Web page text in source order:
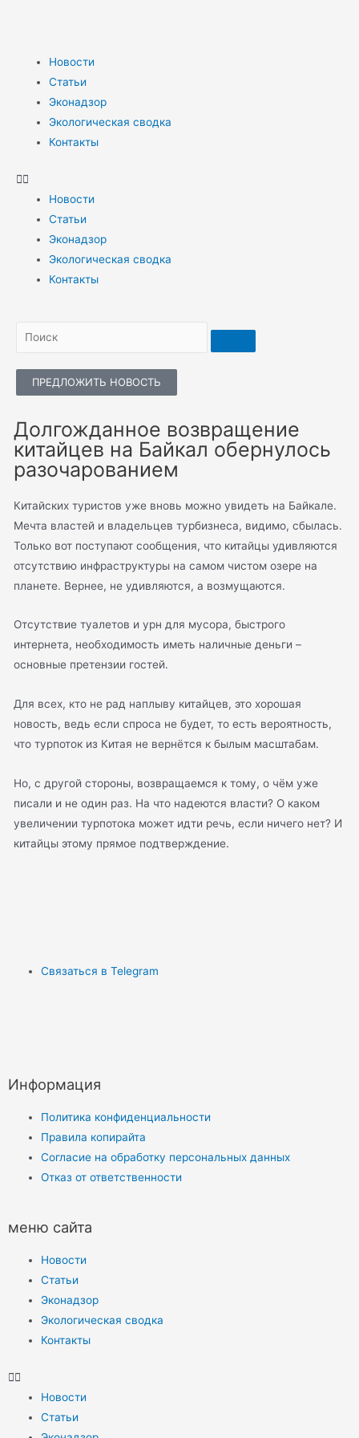
Новости
Статьи
Эконадзор
Экологическая сводка
Контакты
Новости
Статьи
Эконадзор
Экологическая сводка
Контакты
ПРЕДЛОЖИТЬ НОВОСТЬ
Долгожданное возвращение
китайцев на Байкал обернулось
разочарованием
Китайских туристов уже вновь можно увидеть на Байкале.
Мечта властей и владельцев турбизнеса, видимо, сбылась.
Только вот поступают сообщения, что китайцы удивляются
отсутствию инфраструктуры на самом чистом озере на
планете. Вернее, не удивляются, а возмущаются.
Отсутствие туалетов и урн для мусора, быстрого
интернета, необходимость иметь наличные деньги –
основные претензии гостей.
Для всех, кто не рад наплыву китайцев, это хорошая
новость, ведь если спроса не будет, то есть вероятность,
что турпоток из Китая не вернётся к былым масштабам.
Но, с другой стороны, возвращаемся к тому, о чём уже
писали и не один раз. На что надеются власти? О каком
увеличении турпотока может идти речь, если ничего нет? И
китайцы этому прямое подтверждение.
Связаться в Telegram
Информация
Политика конфиденциальности
Правила копирайта
Согласие на обработку персональных данных
Отказ от ответственности
меню сайта
Новости
Статьи
Эконадзор
Экологическая сводка
Контакты
Новости
Статьи